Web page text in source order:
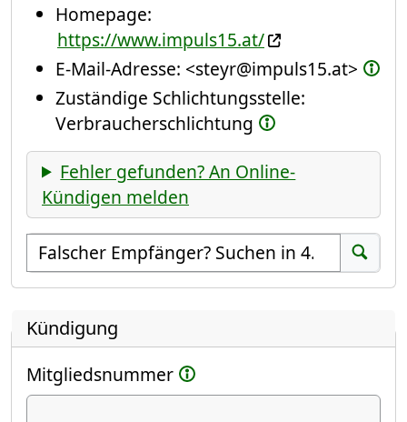
Homepage:
https://www.impuls15.at/
E-Mail-Adresse: <steyr@impuls15.at>
Zuständige Schlichtungsstelle:
Verbraucherschlichtung
Fehler gefunden? An Online-
Kündigen melden
Empfänger suchen
Suchen
Kündigung
Mitgliedsnummer